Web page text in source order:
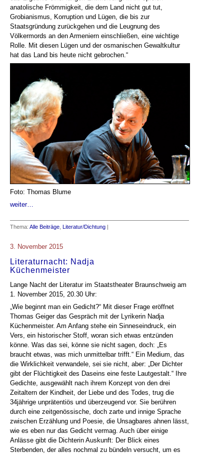
anatolische Frömmigkeit, die dem Land nicht gut tut,
Grobianismus, Korruption und Lügen, die bis zur
Staatsgründung zurückgehen und die Leugnung des
Völkermords an den Armeniern einschließen, eine wichtige
Rolle. Mit diesen Lügen und der osmanischen Gewaltkultur
hat das Land bis heute nicht gebrochen.“
Foto: Thomas Blume
weiter…
Thema: Alle Beiträge Literatur/Dichtung
3. November 2015
Literaturnacht: Nadja
Küchenmeister
Lange Nacht der Literatur im Staatstheater Braunschweig am
1. November 2015, 20.30 Uhr:
„Wie beginnt man ein Gedicht?“ Mit dieser Frage eröffnet
Thomas Geiger das Gespräch mit der Lyrikerin Nadja
Küchenmeister. Am Anfang stehe ein Sinneseindruck, ein
Vers, ein historischer Stoff, woran sich etwas entzünden
könne. Was das sei, könne sie nicht sagen, doch: „Es
braucht etwas, was mich unmittelbar trifft.“ Ein Medium, das
die Wirklichkeit verwandele, sei sie nicht, aber: „Der Dichter
gibt der Flüchtigkeit des Daseins eine feste Lautgestalt.“ Ihre
Gedichte, ausgewählt nach ihrem Konzept von den drei
Zeitaltern der Kindheit, der Liebe und des Todes, trug die
34jährige unprätentiös und überzeugend vor. Sie berühren
durch eine zeitgenössische, doch zarte und innige Sprache
zwischen Erzählung und Poesie, die Unsagbares ahnen lässt,
wie es eben nur das Gedicht vermag. Auch über einige
Anlässe gibt die Dichterin Auskunft: Der Blick eines
Sterbenden, der alles nochmal zu bündeln versucht, um es